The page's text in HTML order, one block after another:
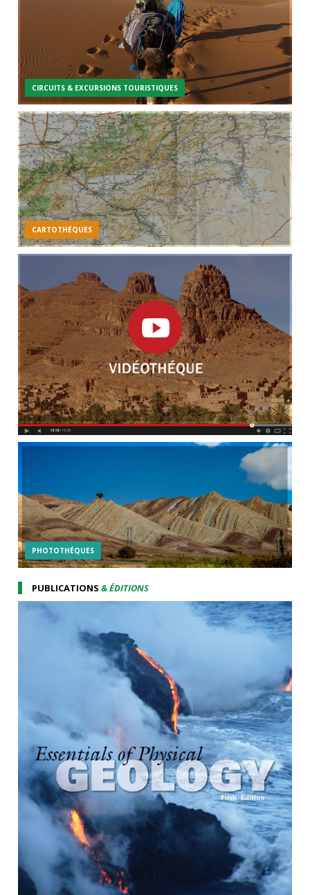
CIRCUITS & EXCURSIONS TOURISTIQUES
CARTOTHÉQUES
PHOTOTHÉQUES
PUBLICATIONS& ÉDITIONS